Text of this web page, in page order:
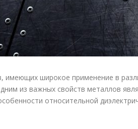
широкое применение в
из важных свойств металлов
относительной